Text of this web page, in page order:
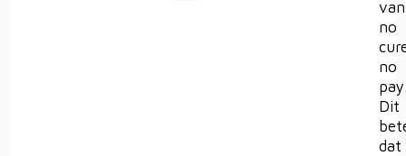
van
no
no
Dit
dat